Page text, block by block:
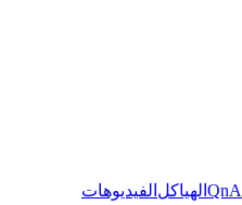
QnA الهياكل الفيديوهات